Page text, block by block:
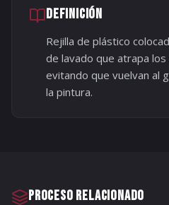
DEFINICIÓN
Rejilla de plástico
de lavado que atrapa
evitando que vuelvan al
la pintura.
PROCESO RELACIONADO